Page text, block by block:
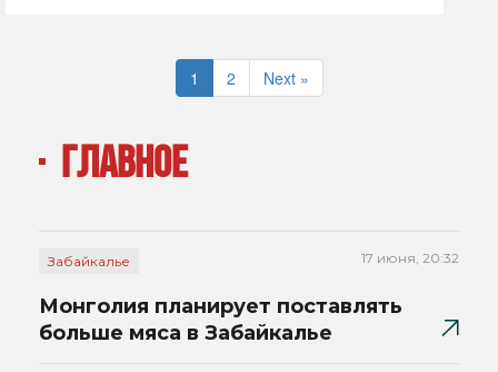
1 2 Next »
ГЛАВНОЕ
Забайкалье 17 июня, 20:32
Монголия планирует поставлять
больше мяса в Забайкалье